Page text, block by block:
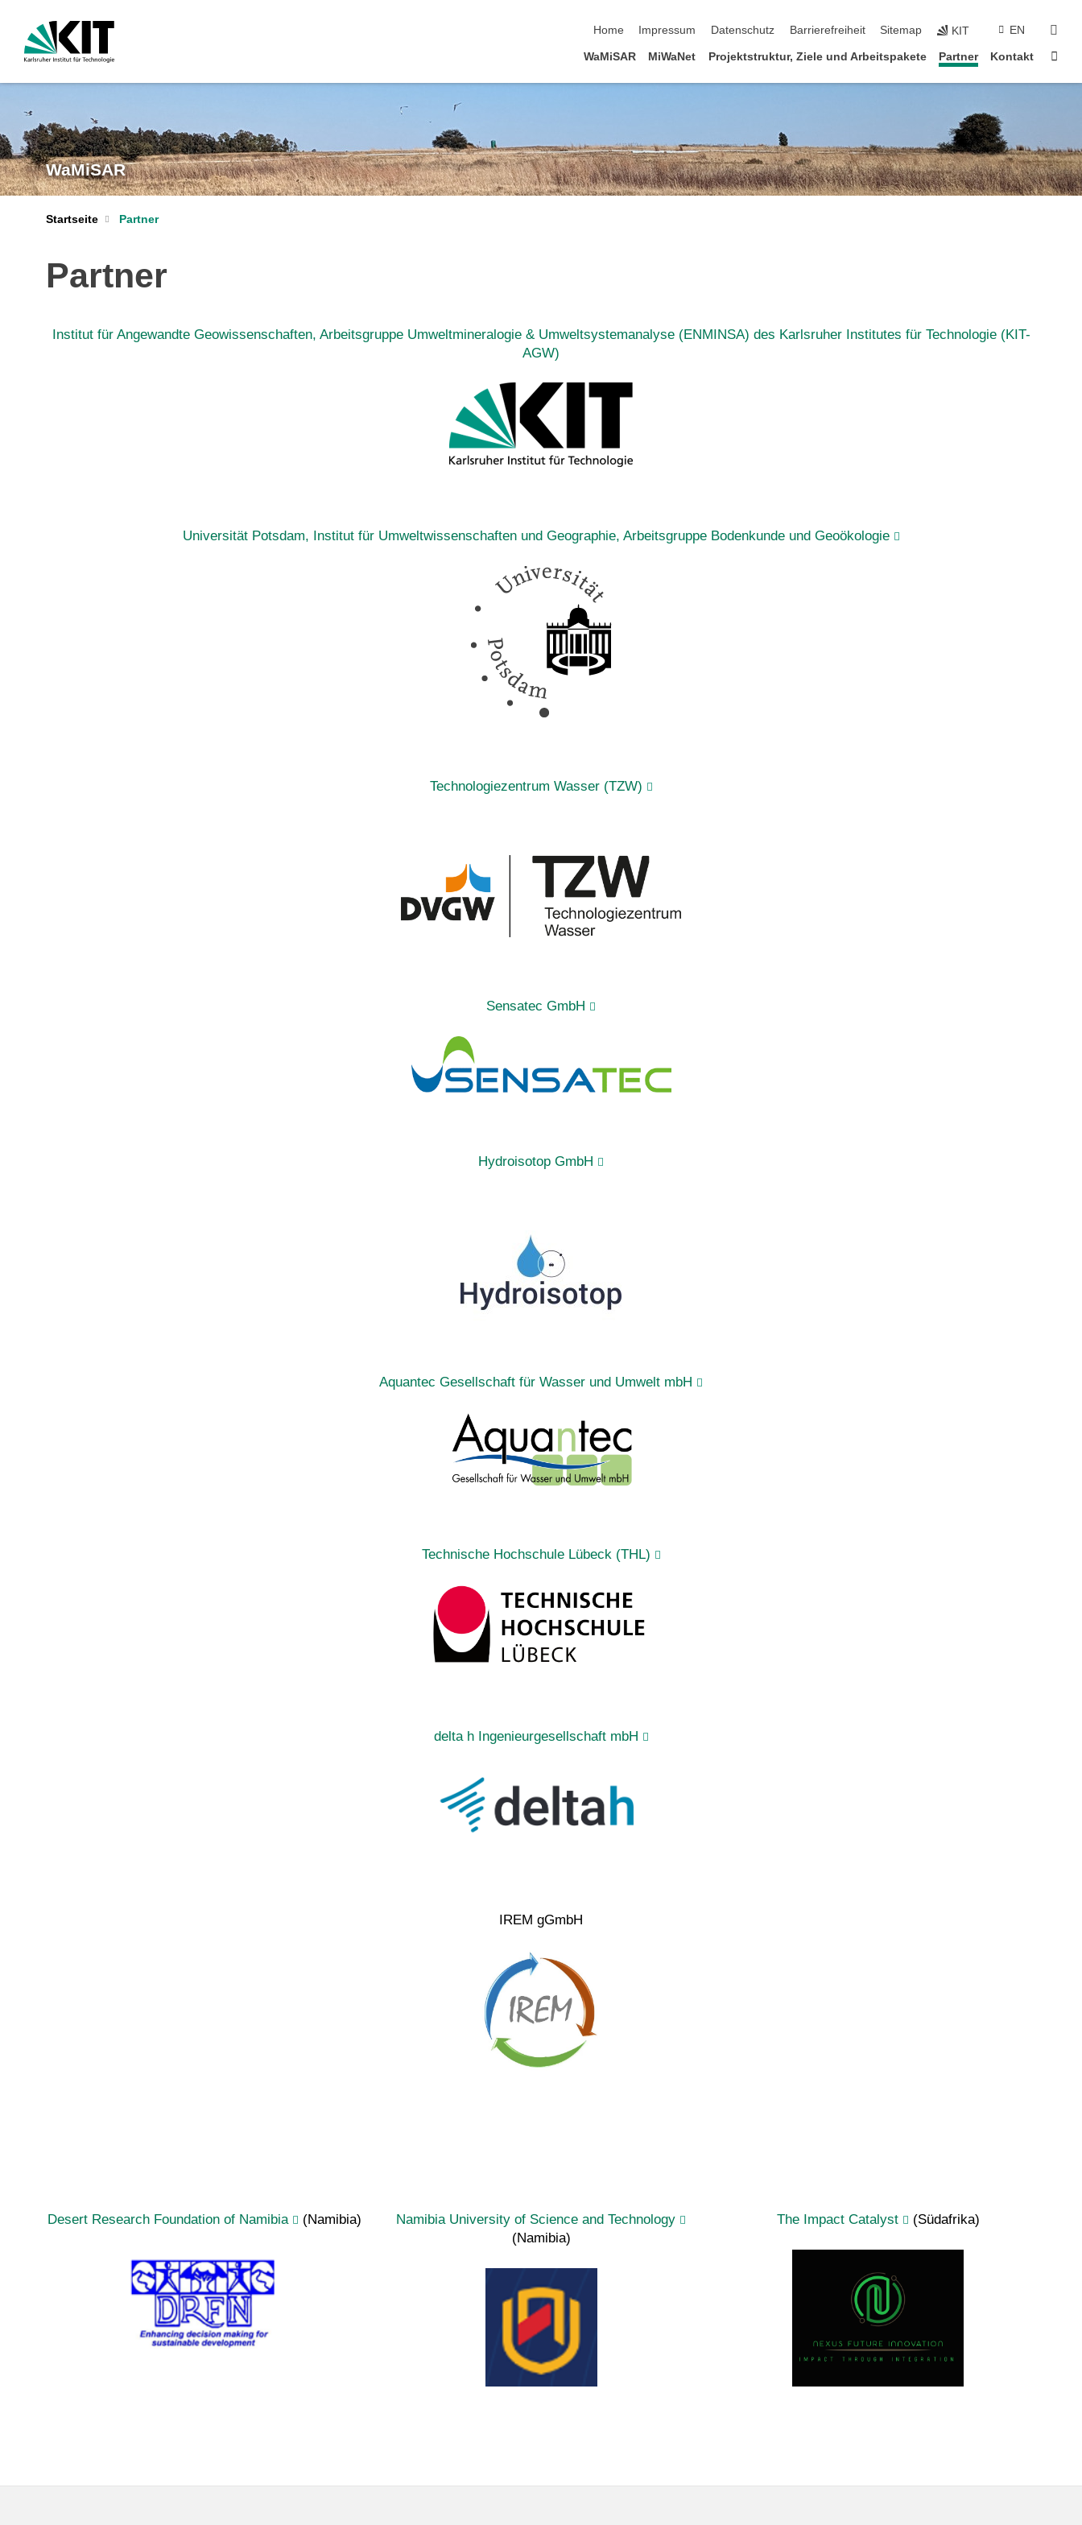
Home
Impressum Datenschutz Barrierefreiheit Sitemap KIT EN
WaMiSAR MiWaNet Projektstruktur, Ziele und Arbeitspakete Partner Kontakt
WaMiSAR
Startseite Partner
Partner
Institut für Angewandte Geowissenschaften, Arbeitsgruppe Umweltmineralogie & Umweltsystemanalyse (ENMINSA) des Karlsruher Institutes für Technologie (KIT-
AGW)
Universität Potsdam, Institut für Umweltwissenschaften und Geographie, Arbeitsgruppe Bodenkunde und Geoökologie
Technologiezentrum Wasser (TZW)
Sensatec GmbH
Hydroisotop GmbH
Aquantec Gesellschaft für Wasser und Umwelt mbH
Technische Hochschule Lübeck (THL)
delta h Ingenieurgesellschaft mbH
IREM gGmbH
Desert Research Foundation of Namibia (Namibia)
Namibia University of Science and Technology
(Namibia)
The Impact Catalyst (Südafrika)